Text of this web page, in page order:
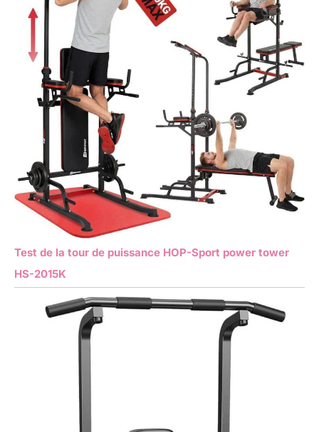
Test de la tour de puissance HOP-Sport power tower
HS-2015K